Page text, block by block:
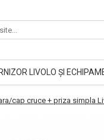
LIVOLO ȘI
cap cruce + priza simpla